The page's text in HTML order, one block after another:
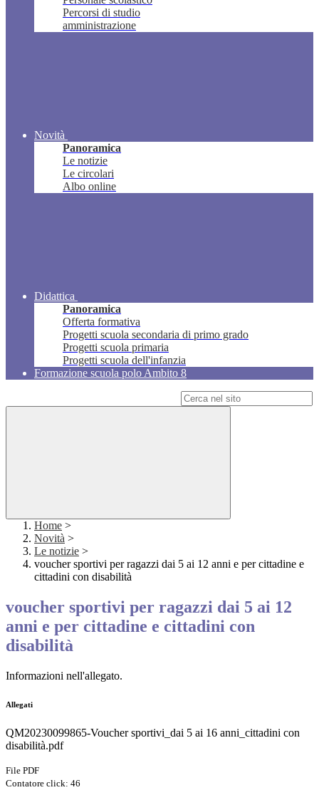
Percorsi di studio
amministrazione
Novità
Panoramica
Le notizie
Le circolari
Albo online
Didattica
Panoramica
Offerta formativa
Progetti scuola secondaria di primo grado
Progetti scuola primaria
Progetti scuola dell'infanzia
Formazione scuola polo Ambito 8
Home >
Novità >
Le notizie >
voucher sportivi per ragazzi dai 5 ai 12 anni e per cittadine e
cittadini con disabilità
voucher sportivi per ragazzi dai 5 ai 12
anni e per cittadine e cittadini con
disabilità
Informazioni nell'allegato.
Allegati
QM20230099865-Voucher sportivi_dai 5 ai 16 anni_cittadini con
disabilità.pdf
File PDF
Contatore click: 46